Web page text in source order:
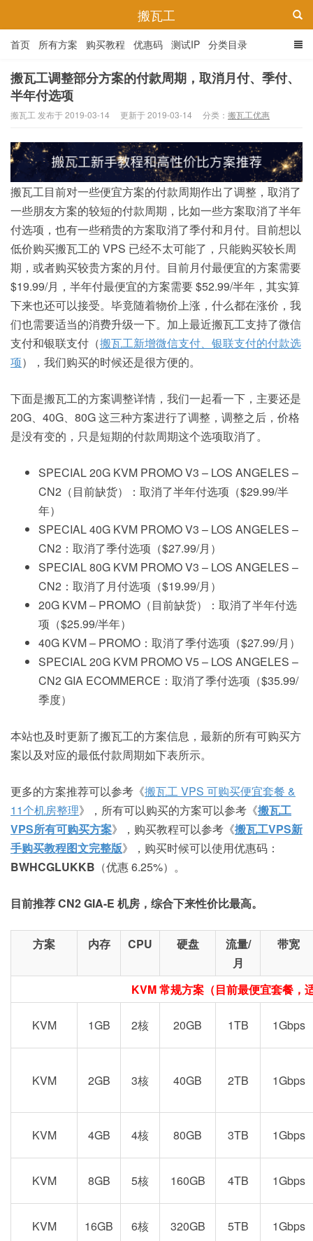
搬瓦工
首页 所有方案 购买教程 优惠码 测试IP 分类目录
搬瓦工调整部分方案的付款周期，取消月付、季付、
半年付选项
搬瓦工 发布于 2019-03-14 更新于 2019-03-14 分类： 搬瓦工优惠
搬瓦工目前对一些便宜方案的付款周期作出了调整，取消了
一些朋友方案的较短的付款周期，比如一些方案取消了半年
付选项，也有一些稍贵的方案取消了季付和月付。目前想以
低价购买搬瓦工的 VPS 已经不太可能了，只能购买较长周
期，或者购买较贵方案的月付。目前月付最便宜的方案需要
$19.99/月，半年付最便宜的方案需要 $52.99/半年，其实算
下来也还可以接受。毕竟随着物价上涨，什么都在涨价，我
们也需要适当的消费升级一下。加上最近搬瓦工支持了微信
支付和银联支付（搬瓦工新增微信支付、银联支付的付款选
项），我们购买的时候还是很方便的。
下面是搬瓦工的方案调整详情，我们一起看一下，主要还是
20G、40G、80G 这三种方案进行了调整，调整之后，价格
是没有变的，只是短期的付款周期这个选项取消了。
SPECIAL 20G KVM PROMO V3 – LOS ANGELES –
CN2（目前缺货）：取消了半年付选项（$29.99/半
年）
SPECIAL 40G KVM PROMO V3 – LOS ANGELES –
CN2：取消了季付选项（$27.99/月）
SPECIAL 80G KVM PROMO V3 – LOS ANGELES –
CN2：取消了月付选项（$19.99/月）
20G KVM – PROMO（目前缺货）：取消了半年付选
项（$25.99/半年）
40G KVM – PROMO：取消了季付选项（$27.99/月）
SPECIAL 20G KVM PROMO V5 – LOS ANGELES –
CN2 GIA ECOMMERCE：取消了季付选项（$35.99/
季度）
本站也及时更新了搬瓦工的方案信息，最新的所有可购买方
案以及对应的最低付款周期如下表所示。
更多的方案推荐可以参考《搬瓦工 VPS 可购买便宜套餐 &
11个机房整理》，所有可以购买的方案可以参考《搬瓦工
VPS所有可购买方案》，购买教程可以参考《搬瓦工VPS新
手购买教程图文完整版》，购买时候可以使用优惠码：
BWHCGLUKKB （优惠 6.25%）。
目前推荐 CN2 GIA-E 机房，综合下来性价比最高。
方案 内存 CPU 硬盘
流量/
月
带宽
KVM 常规方案（目前最便宜套餐，
KVM 1GB 2核 20GB 1TB 1Gbps
KVM 2GB 3核 40GB 2TB 1Gbps
KVM 4GB 4核 80GB 3TB 1Gbps
KVM 8GB 5核 160GB 4TB 1Gbps
KVM 16GB 6核 320GB 5TB 1Gbps